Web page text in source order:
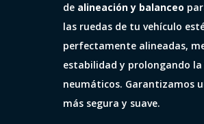
de alineación y balanceo
las ruedas de tu vehículo
perfectamente alineadas,
estabilidad y prolongando
neumáticos. Garantizamos
más segura y suave.